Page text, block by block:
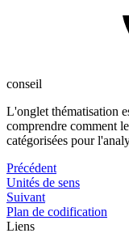
conseil
L'onglet thématisation
comprendre comment
catégorisées pour
Précédent
Unités de sens
Suivant
Plan de codification
Liens